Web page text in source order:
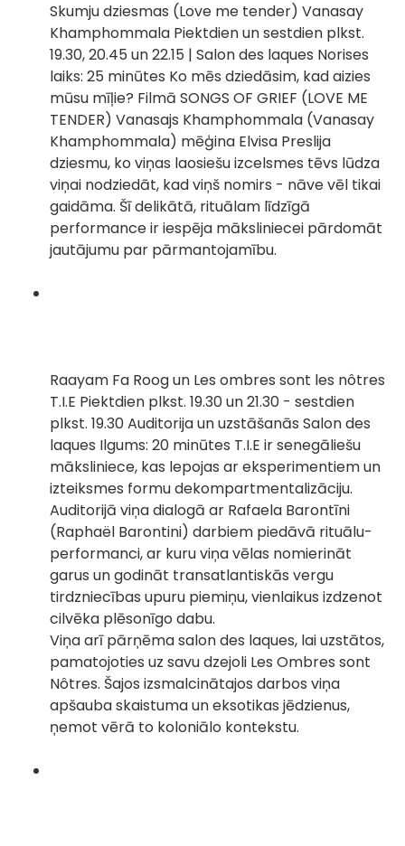
Skumju dziesmas (Love me tender) Vanasay
Khamphommala Piektdien un sestdien plkst.
19.30, 20.45 un 22.15 | Salon des laques Norises
laiks: 25 minūtes Ko mēs dziedāsim, kad aizies
mūsu mīļie? Filmā SONGS OF GRIEF (LOVE ME
TENDER) Vanasajs Khamphommala (Vanasay
Khamphommala) mēģina Elvisa Preslija
dziesmu, ko viņas laosiešu izcelsmes tēvs lūdza
viņai nodziedāt, kad viņš nomirs - nāve vēl tikai
gaidāma. Šī delikātā, rituālam līdzīgā
performance ir iespēja māksliniecei pārdomāt
jautājumu par pārmantojamību.
Raayam Fa Roog un Les ombres sont les nôtres
T.I.E Piektdien plkst. 19.30 un 21.30 - sestdien
plkst. 19.30 Auditorija un uzstāšanās Salon des
laques Ilgums: 20 minūtes T.I.E ir senegāliešu
māksliniece, kas lepojas ar eksperimentiem un
izteiksmes formu dekompartmentalizāciju.
Auditorijā viņa dialogā ar Rafaela Barontīni
(Raphaël Barontini) darbiem piedāvā rituālu-
performanci, ar kuru viņa vēlas nomierināt
garus un godināt transatlantiskās vergu
tirdzniecības upuru piemiņu, vienlaikus izdzenot
cilvēka plēsonīgo dabu.
Viņa arī pārņēma salon des laques, lai uzstātos,
pamatojoties uz savu dzejoli Les Ombres sont
Nôtres. Šajos izsmalcinātajos darbos viņa
apšauba skaistuma un eksotikas jēdzienus,
ņemot vērā to koloniālo kontekstu.